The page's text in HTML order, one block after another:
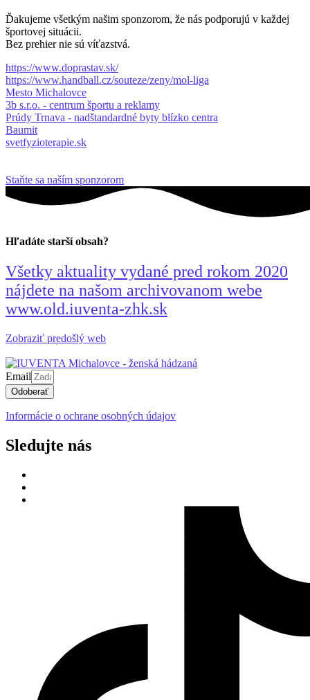
Ďakujeme všetkým našim sponzorom, že nás podporujú v každej
športovej situácii.
Bez prehier nie sú víťazstvá.
https://www.doprastav.sk/
https://www.handball.cz/souteze/zeny/mol-liga
Mesto Michalovce
3b s.r.o. - centrum športu a reklamy
Prúdy Trnava - nadštandardné byty blízko centra
Baumit
svetfyzioterapie.sk
Staňte sa naším sponzorom
Hľadáte starší obsah?
Všetky aktuality vydané pred rokom 2020
nájdete na našom archivovanom webe
www.old.iuventa-zhk.sk
Zobraziť predošlý web
Email
Odoberať
Informácie o ochrane osobných údajov
Sledujte nás